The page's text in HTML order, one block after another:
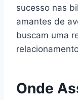
sucesso nas
amantes de
buscam uma
Onde